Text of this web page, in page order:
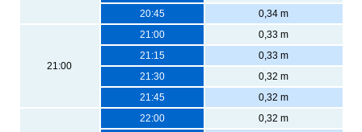
20:45
0,34 m
21:00
21:00
0,33 m
21:15
0,33 m
21:30
0,32 m
21:45
0,32 m
22:00
0,32 m